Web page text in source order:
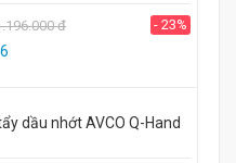
đ - 23%
6
dầu nhớt AVCO Q-Hand